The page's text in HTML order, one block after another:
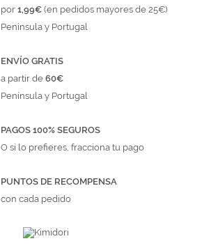
por1,99€(en pedidos mayores de 25€)
Península y Portugal
ENVÍO GRATIS
a partir de60€
Península y Portugal
PAGOS 100% SEGUROS
O si lo prefieres, fracciona tu pago
PUNTOS DE RECOMPENSA
con cada pedido